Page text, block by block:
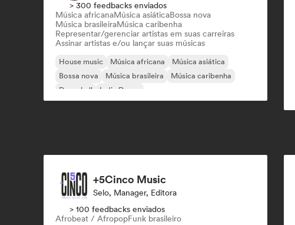
> 300 feedbacks enviados
Música africanaMúsica asiáticaBossa nova
Música brasileiraMúsica caribenha
Representar/gerenciar artistas em suas carreiras
Assinar artistas e/ou lançar suas músicas
House music Música africana
Música asiática
Bossa nova
Música brasileira
Música caribenha
Dancehall
Indie Dance
+5Cinco Music
Selo, Manager, Editora
> 100 feedbacks enviados
Afrobeat / AfropopFunk brasileiro